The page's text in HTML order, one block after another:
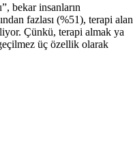
bekar insanların
fazlası (%51), terapi alan
Çünkü, terapi almak ya
üç özellik olarak